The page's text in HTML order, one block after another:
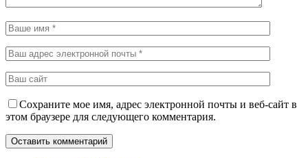
Сохраните мое имя, адрес электронной почты и веб-сайт в
этом браузере для следующего комментария.